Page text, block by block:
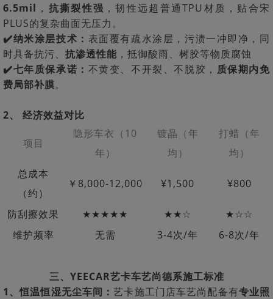
6.5mil ， 抗撕裂性强 ，韧性远超普通TPU材质，贴合宋
PLUS的复杂曲面无压力。
✔️纳米涂层技术： 表面覆有疏水涂层，污渍一冲即净，同
时具备抗污、 抗渗透性能 ，抵御酸雨、树胶等物质腐蚀
✔️七年质保承诺： 不黄变、不开裂、不脱胶， 质保期内免
费局部补膜。
2、 经济效益对比
项目
隐形车衣（10
年）
镀晶（年
均）
打蜡（年
均）
总成本
（约）
￥8,000-12,000 ¥1,500 ¥800
防刮擦效果 ★★★★★ ★★☆
★☆☆
维护频率
无需 3-4次/年 6-8次/年
三、YEECAR艺卡车艺尚德系施工标准
1、恒温恒湿无尘车间：艺卡施工门店车艺尚配备有专业照